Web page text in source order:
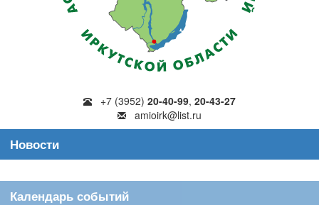
+7 (3952) 20-40-99, 20-43-27
amioirk@list.ru
Новости
Календарь событий